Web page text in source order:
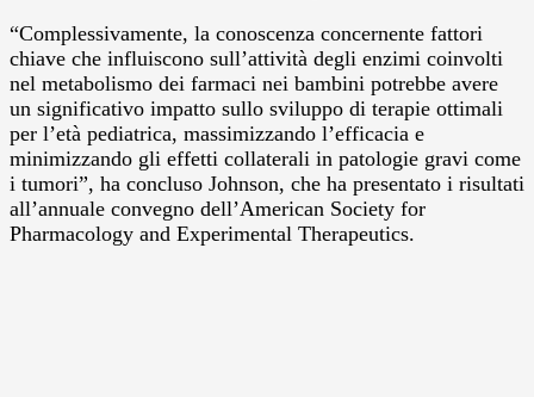
“Complessivamente, la conoscenza concernente fattori
chiave che influiscono sull’attività degli enzimi coinvolti
nel metabolismo dei farmaci nei bambini potrebbe avere
un significativo impatto sullo sviluppo di terapie ottimali
per l’età pediatrica, massimizzando l’efficacia e
minimizzando gli effetti collaterali in patologie gravi come
i tumori”, ha concluso Johnson, che ha presentato i risultati
all’annuale convegno dell’American Society for
Pharmacology and Experimental Therapeutics.